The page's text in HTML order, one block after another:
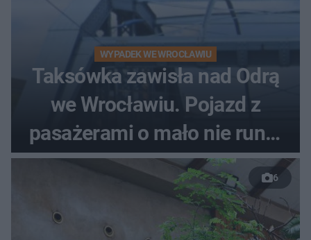
WYPADEK WE WROCŁAWIU
Taksówka zawisła nad Odrą
we Wrocławiu. Pojazd z
pasażerami o mało nie runął
do rzeki
6